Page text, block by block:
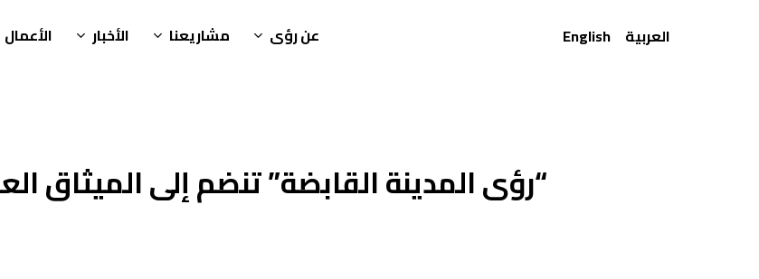
عن رؤى مشاريعنا الأخبار الأعمال English العربية
“رؤى المدينة القابضة” تنضم إلى الميثاق